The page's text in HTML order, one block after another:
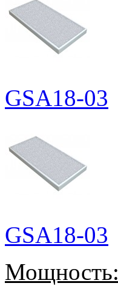
GSA18-03
GSA18-03
Мощность: